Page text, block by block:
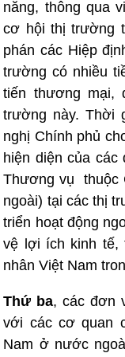
năng, thông qua
cơ hội thị trường
phán các Hiệp
trường có nhiều
tiến thương mại,
trường này. Thời
nghị Chính phủ
hiện diện của
Thương vụ thuộc
ngoài) tại các thị
triển hoạt động
vệ lợi ích kinh tế,
nhân Việt Nam
Thứ ba, các đơn
với các cơ quan
Nam ở nước